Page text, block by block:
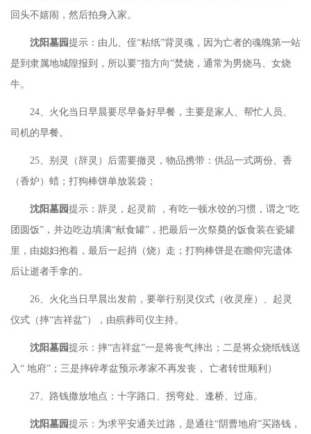
回头不嬉闹，然后拍身入家。
沈阳墓园提示：由儿、侄“粘纸”背灵魂，因为亡者的魂魄第一站
是到隶属地城隍报到，所以要“指方向”焚烧，通常为男烧马、女烧
牛。
24、火化当日早晨要尽早备好早餐，主要是家人、帮忙人员、
司机的早餐。
25、别灵（辞灵）后需要撤灵，物品携带：供品一式两份、香
（香炉）蜡；打狗棒饼单放装袋；
沈阳墓园提示：辞灵，起灵前 ，有吃一顿水饺的习惯，谓之“吃
团圆饭”，并边吃边填满“献食罐”，把最后一次祭奠的饭食装在瓷罐
里，由媳妇抱着，最后一起捎（烧）走；打狗棒饼是在瞻仰完遗体
后让逝者手拿的。
26、火化当日早晨出发前，要举行别灵仪式（收灵座）、起灵
仪式（摔“吉祥盆”），由殡葬司仪主持。
沈阳墓园提示：摔“吉祥盆”一是将丧气摔出；二是将众烧纸钱送
入“ 地府”；三是摔碎孝盆预示孝家不再发丧， 亡者转世顺利）
27、路钱撒放地点：十字路口、拐弯处、逢桥、过庙。
沈阳墓园提示：为求平安通关过路，是通往“阴曹地府”买路钱，